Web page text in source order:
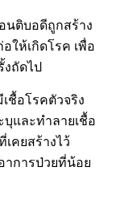
นติบอดีถูกสร้าง
ให้เกิดโรค เพื่อ
งถัดไป
ชื้อโรคตัวจริง
และทำลายเชื้อ
คยสร้างไว้
าการป่วยที่น้อย